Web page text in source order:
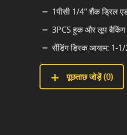
1पीसी 1/4" शैंक ड्रिल
3PCS हुक और लूप बैकिंग
सैंडिंग डिस्क आयाम: 1-1/
पूछताछ जोड़ें (0)